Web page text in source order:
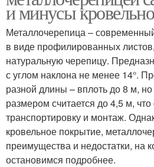
и минусы
Металлочерепица –
в виде профилированных
натуральную черепицу.
с углом наклона не менее 14°.
разной длины – вплоть до 8 м,
размером считается до 4,5 м, что
транспортировку и монтаж.
кровельное покрытие,
преимущества и недостатки, на
остановимся подробнее.